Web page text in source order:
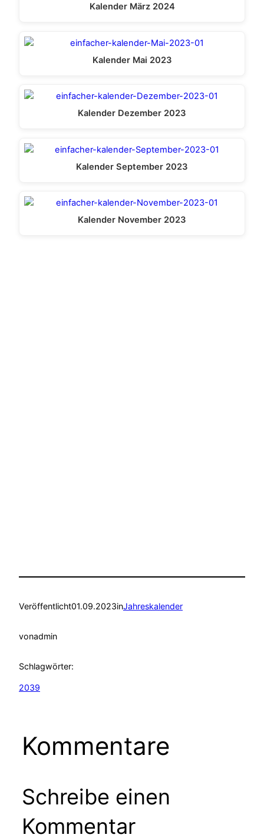
Kalender März 2024
Kalender Mai 2023
Kalender Dezember 2023
Kalender September 2023
Kalender November 2023
Veröffentlicht01.09.2023inJahreskalender
vonadmin
Schlagwörter:
2039
Kommentare
Schreibe einen
Kommentar